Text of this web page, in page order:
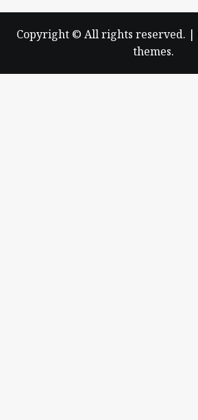
Copyright © All rights reserved. |
themes.